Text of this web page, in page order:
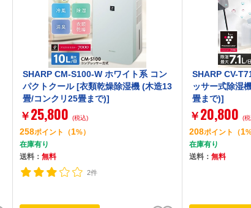
SHARP CM-S100-W ホワイト系 コン
パクトクール [衣類乾燥除湿機 (木造13
畳/コンクリ25畳まで)]
￥ 25,800 (税込)
258ポイント （1%）
在庫有り
送料： 無料
2件
お気に入り
SHARP CV-
ッサー式除湿
畳まで)]
￥ 20,800 (
208ポイント （1
在庫有り
送料：無料